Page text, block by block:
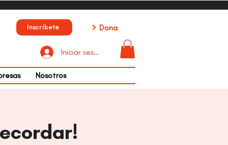
Inscríbete Dona
Iniciar sesión
Nosotros